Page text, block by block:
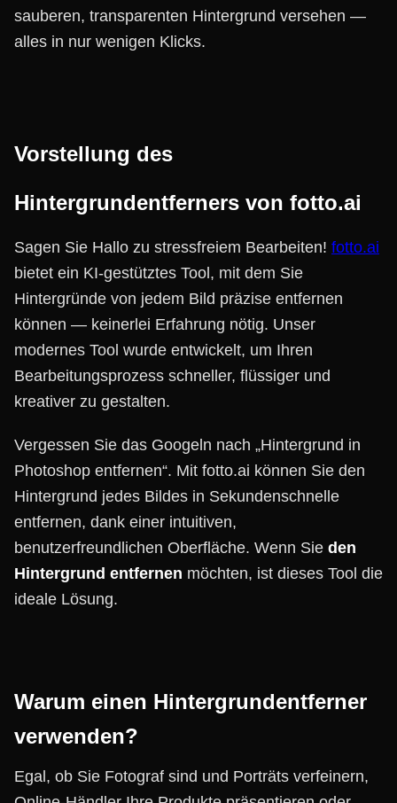
sauberen, transparenten Hintergrund versehen —
alles in nur wenigen Klicks.
Vorstellung des
Hintergrundentferners von fotto.ai
Sagen Sie Hallo zu stressfreiem Bearbeiten! fotto.ai
bietet ein KI-gestütztes Tool, mit dem Sie
Hintergründe von jedem Bild präzise entfernen
können — keinerlei Erfahrung nötig. Unser
modernes Tool wurde entwickelt, um Ihren
Bearbeitungsprozess schneller, flüssiger und
kreativer zu gestalten.
Vergessen Sie das Googeln nach „Hintergrund in
Photoshop entfernen“. Mit fotto.ai können Sie den
Hintergrund jedes Bildes in Sekundenschnelle
entfernen, dank einer intuitiven,
benutzerfreundlichen Oberfläche. Wenn Sie den
Hintergrund entfernen möchten, ist dieses Tool die
ideale Lösung.
Warum einen Hintergrundentferner
verwenden?
Egal, ob Sie Fotograf sind und Porträts verfeinern,